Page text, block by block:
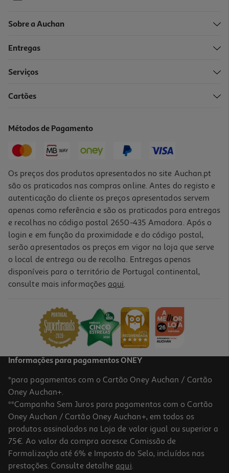
-12%
Price reduced from
4,09 €to
Promoção
Sobre a Auchan
Entregas
Serviços
Cartões
Métodos de Pagamento
Os preços dos produtos apresentados no site Auchan.pt
são os praticados nas compras online. Antes do registo e
autenticação do cliente os preços apresentados servem
apenas como referência e são os praticados para entregas
e recolhas no código postal 2650-435 Amadora. Após o
login e em função da proximidade e do código postal,
serão apresentados os preços em vigor na loja que serve
o local de entrega ou de recolha. Entregas apenas
disponíveis para o território de Portugal continental,
consulte mais informações aqui.
Informações para pagamentos ONEY
*para pagamentos com o Cartão Oney Auchan / Cartão
Oney Auchan+.
**Campanha Sem Juros para pagamentos com o Cartão
Oney Auchan / Cartão Oney Auchan+, em todos os
produtos assinalados na Loja de valor igual ou superior a
75€. Ao valor da compra acresce Comissão de
Formalização até 6% e Imposto do Selo, incluídos nas
prestações. Consulte detalhe aqui.